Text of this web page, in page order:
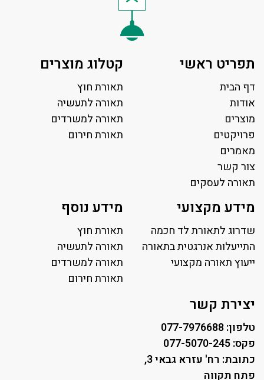
תפריט ראשי
דף הבית
אודות
מוצרים
פרויקטים
מאמרים
צור קשר
תאורה לעסקים
פאנל לד
פרופיל תאורה
תאורה לאולמות ספורט
תאורה למגרשי טניס
קטלוג מוצרים
תאורת חוץ
תאורה לתעשיה
תאורה למשרדים
תאורת חירום
מידע מקצועי
שדרוג לתאורת לד חכמה
התייעלות אנרגטית בתאורה
ייעוץ תאורה מקצועי
מידע נוסף
תאורת חוץ
תאורה לתעשיה
תאורה למשרדים
תאורת חירום
יצירת קשר
טלפון: 077-7976688
פקס: 077-5070-245
כתובת: רח' עזרא גבאי 3,
פתח תקווה